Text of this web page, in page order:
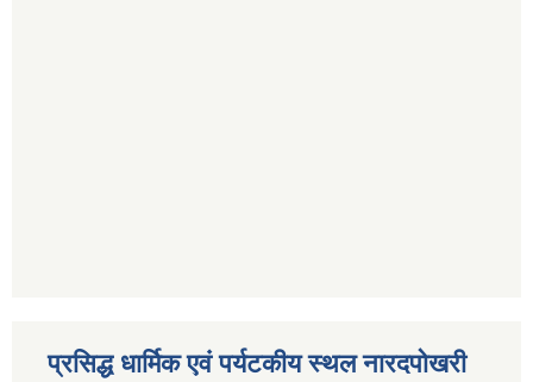
प्रसिद्ध धार्मिक एवं पर्यटकीय स्थल नारदपोखरी